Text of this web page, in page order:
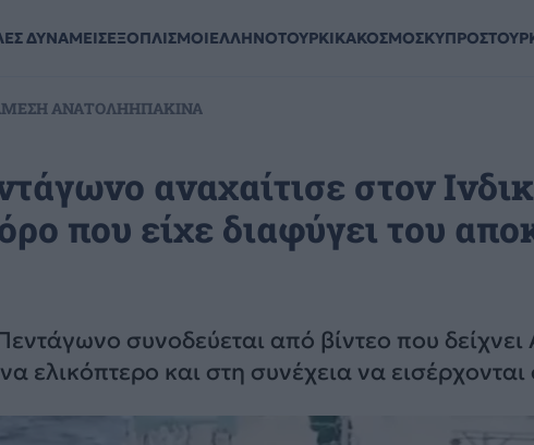
ΔΥΝΑΜΕΙΣΕΞΟΠΛΙΣΜΟΙΕΛΛΗΝΟΤΟΥΡΚΙΚΑΚΟΣΜΟΣΚΥΠΡΟΣ
ΜΕΣΗ ΑΝΑΤΟΛΗΗΠΑΚΙΝΑ
αναχαίτισε στον
που είχε διαφύγει του
συνοδεύεται από βίντεο που δείχνει
ελικόπτερο και στη συνέχεια να